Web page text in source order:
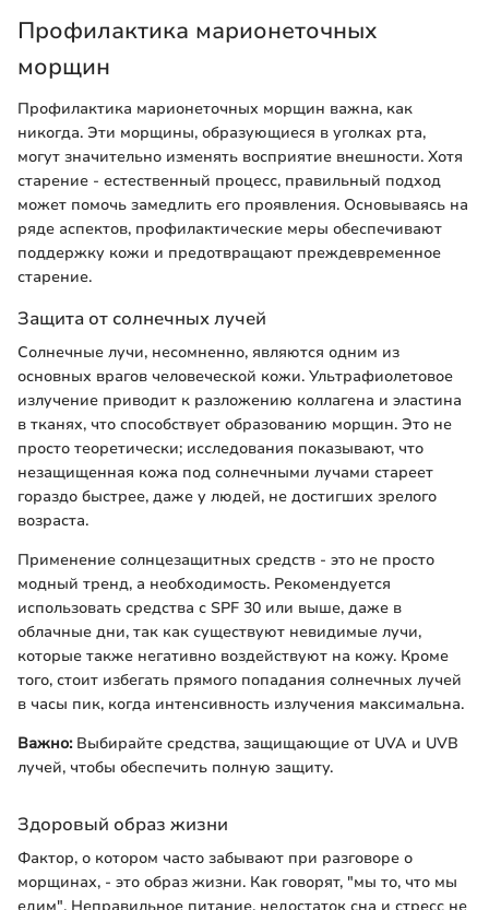
Профилактика марионеточных
морщин
Профилактика марионеточных морщин важна, как
никогда. Эти морщины, образующиеся в уголках рта,
могут значительно изменять восприятие внешности. Хотя
старение - естественный процесс, правильный подход
может помочь замедлить его проявления. Основываясь на
ряде аспектов, профилактические меры обеспечивают
поддержку кожи и предотвращают преждевременное
старение.
Защита от солнечных лучей
Солнечные лучи, несомненно, являются одним из
основных врагов человеческой кожи. Ультрафиолетовое
излучение приводит к разложению коллагена и эластина
в тканях, что способствует образованию морщин. Это не
просто теоретически; исследования показывают, что
незащищенная кожа под солнечными лучами стареет
гораздо быстрее, даже у людей, не достигших зрелого
возраста.
Применение солнцезащитных средств - это не просто
модный тренд, а необходимость. Рекомендуется
использовать средства с SPF 30 или выше, даже в
облачные дни, так как существуют невидимые лучи,
которые также негативно воздействуют на кожу. Кроме
того, стоит избегать прямого попадания солнечных лучей
в часы пик, когда интенсивность излучения максимальна.
Важно:Выбирайте средства, защищающие от UVA и UVB
лучей, чтобы обеспечить полную защиту.
Здоровый образ жизни
Фактор, о котором часто забывают при разговоре о
морщинах, - это образ жизни. Как говорят, "мы то, что мы